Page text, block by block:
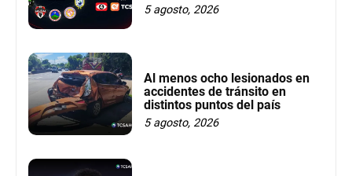
5 agosto, 2026
Al menos ocho lesionados en
accidentes de tránsito en
distintos puntos del país
5 agosto, 2026